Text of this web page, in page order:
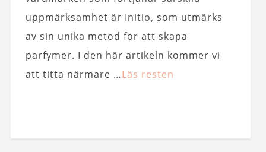
uppmärksamhet är Initio, som utmärks
av sin unika metod för att skapa
parfymer. I den här artikeln kommer vi
att titta närmare …Läs resten